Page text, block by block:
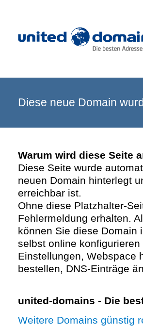
Diese neue Domain
Warum wird diese Seite
Diese Seite wurde
neuen Domain hinterlegt
erreichbar ist.
Ohne diese Platzhalter-
Fehlermeldung erhalten.
können Sie diese Domain
selbst online
Einstellungen, Webspace
bestellen, DNS-Einträge
united-domains - Die
Weitere Domains günstig